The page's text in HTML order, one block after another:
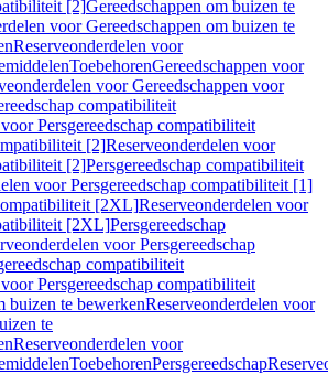
[2]Gereedschappen om buizen te
voor Gereedschappen om buizen te
Reserveonderdelen voor
ToebehorenGereedschappen voor
voor Gereedschappen voor
compatibiliteit
Persgereedschap compatibiliteit
[2]Reserveonderdelen voor
[2]Persgereedschap compatibiliteit
voor Persgereedschap compatibiliteit [1]
[2XL]Reserveonderdelen voor
[2XL]Persgereedschap
voor Persgereedschap
compatibiliteit
Persgereedschap compatibiliteit
buizen te bewerkenReserveonderdelen voor
te
Reserveonderdelen voor
ToebehorenPersgereedschap